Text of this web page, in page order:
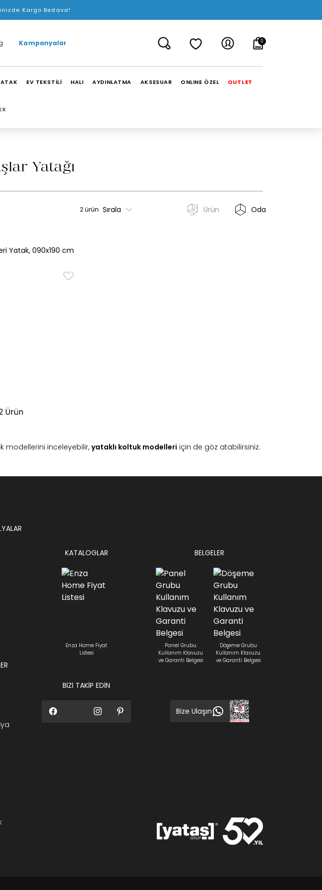
Kargo Bedava!
Kampanyalar 0
EV TEKSTİLİ HALI AYDINLATMA AKSESUAR ONLINE ÖZEL OUTLET
Yatağı
2 ürün Sırala Ürün Oda
Ürün
modellerini inceleyebilir, yataklı koltuk modelleri için de göz atabilirsiniz.
KATALOGLAR
Enza Home Fiyat
Listesi
BİZİ TAKİP EDİN
BELGELER
Panel Grubu
Kullanım Klavuzu
ve Garanti Belgesi
Döşeme Grubu
Kullanım Klavuzu
ve Garanti Belgesi
Bize Ulaşın